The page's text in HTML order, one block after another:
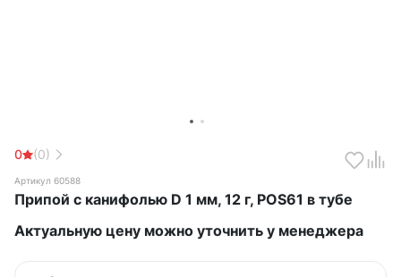
0 (0)
Артикул 60588
Припой с канифолью D 1 мм, 12 г, POS61 в тубе
Актуальную цену можно уточнить у менеджера